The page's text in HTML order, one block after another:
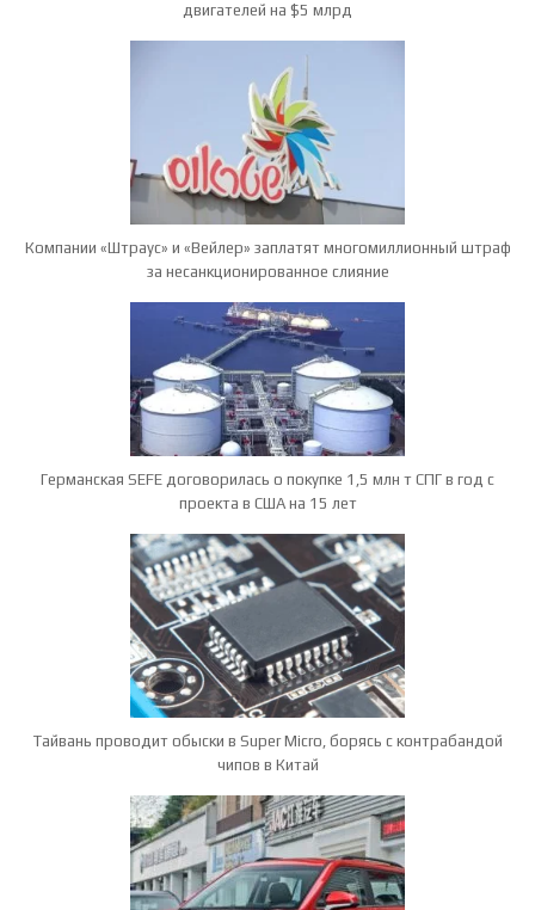
двигателей на $5 млрд
Компании «Штраус» и «Вейлер» заплатят многомиллионный штраф
за несанкционированное слияние
Германская SEFE договорилась о покупке 1,5 млн т СПГ в год с
проекта в США на 15 лет
Тайвань проводит обыски в Super Micro, борясь с контрабандой
чипов в Китай